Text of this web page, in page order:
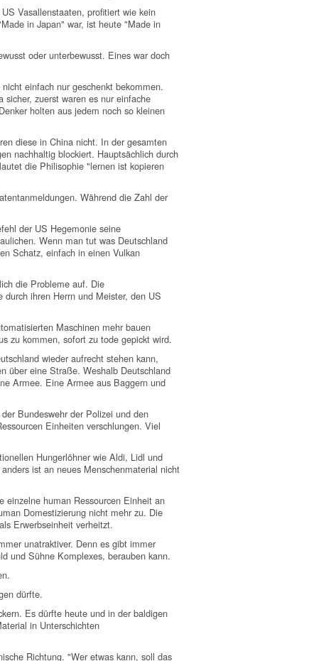
Vasallenstaaten, profitiert wie kein
in Japan" war, ist heute "Made in
oder unterbewusst. Eines war doch
einfach nur geschenkt bekommen.
zuerst waren es nur einfache
holten aus jedem noch so kleinen
diese in China nicht. In der gesamten
nachhaltig blockiert. Hauptsächlich durch
die Philisophie "lernen ist kopieren
Während die Zahl der
der US Hegemonie seine
Wenn man tut was Deutschland
Schatz, einfach in einen Vulkan
die Probleme auf. Die
ihren Herrn und Meister, den US
Maschinen mehr bauen
zu kommen, sofort zu tode gepickt wird.
wieder aufrecht stehen kann,
über eine Straße. Weshalb Deutschland
Armee. Eine Armee aus Baggern und
Bundeswehr der Polizei und den
Einheiten verschlungen. Viel
Hungerlöhner wie Aldi, Lidl und
ist an neues Menschenmaterial nicht
einzelne human Ressourcen Einheit an
Domestizierung nicht mehr zu. Die
Erwerbseinheit verheitzt.
unatraktiver. Denn es gibt immer
und Sühne Komplexes, berauben kann.
dürfte.
Es dürfte heute und in der baldigen
in Unterschichten
Richtung. "Wer etwas kann, soll das